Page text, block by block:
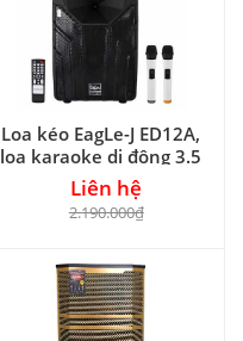
Loa kéo EagLe-J ED12A,
loa karaoke di động 3.5
tấc, max 350W
Liên hệ
2.190.000₫